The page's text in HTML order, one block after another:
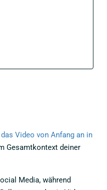
Video von Anfang an in
Gesamtkontext deiner
Media, während